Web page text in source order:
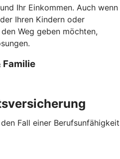
Ihr Einkommen. Auch wenn
Ihren Kindern oder
Weg geben möchten,
Fall einer Berufsunfähigkeit